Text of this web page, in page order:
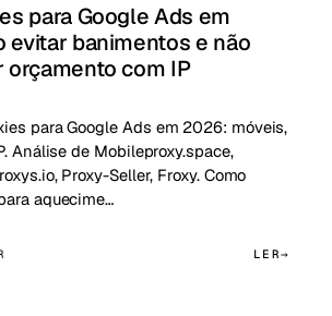
para Google Ads em
evitar banimentos e não
orçamento com IP
para Google Ads em 2026: móveis,
Análise de Mobileproxy.space,
Proxy-Seller, Froxy. Como
aquecime…
LER